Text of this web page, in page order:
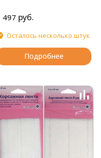
497 руб.
Осталось несколько штук
Подробнее